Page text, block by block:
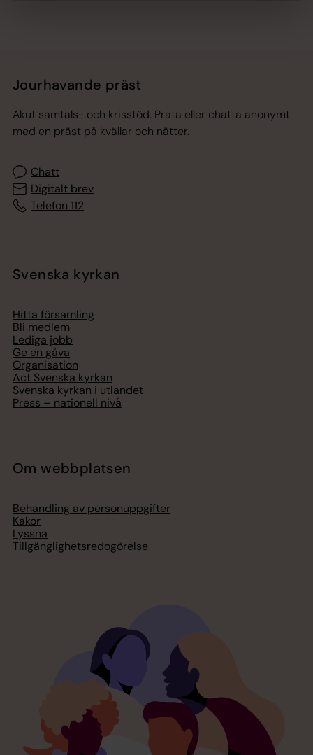
Jourhavande präst
Akut samtals- och krisstöd. Prata eller chatta anonymt
med en präst på kvällar och nätter.
Chatt
Digitalt brev
Telefon 112
Svenska kyrkan
Hitta församling
Bli medlem
Lediga jobb
Ge en gåva
Organisation
Act Svenska kyrkan
Svenska kyrkan i utlandet
Press – nationell nivå
Om webbplatsen
Behandling av personuppgifter
Kakor
Lyssna
Tillgänglighetsredogörelse